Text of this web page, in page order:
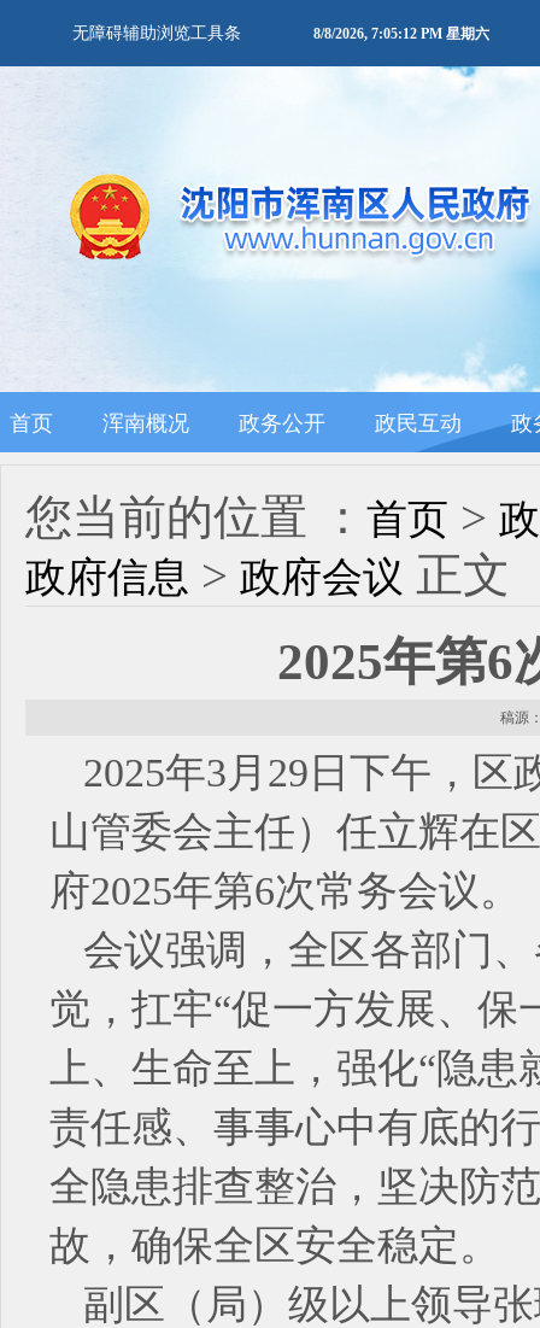
无障碍辅助浏览工具条 8/8/2026, 7:05:12 PM 星期六
首页 浑南概况 政务公开 政民互动 政
您当前的位置 ： 首页 >
政府信息 > 政府会议 正文
2025年第6
稿源
2025年3月29日下午，
山管委会主任）任立辉在
府2025年第6次常务会议。
会议强调，全区各部门
觉，扛牢“促一方发展、保
上、生命至上，强化“隐
责任感、事事心中有底的
全隐患排查整治，坚决防
故，确保全区安全稳定。
副区（局）级以上领导